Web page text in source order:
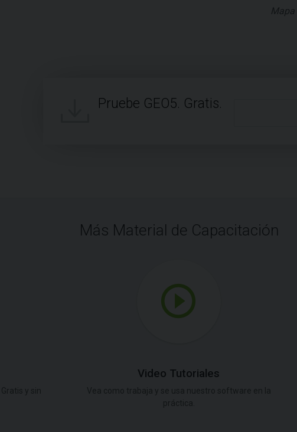
Mapa
Pruebe GEO5. Gratis.
Más Material de Capacitación
Video Tutoriales